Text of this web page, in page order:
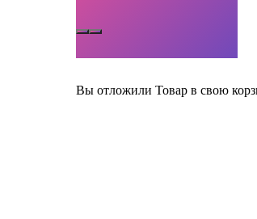
Вы отложили Товар в свою